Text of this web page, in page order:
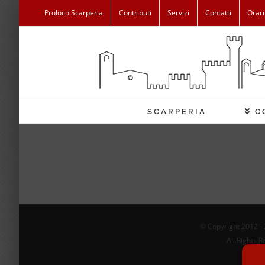
Proloco Scarperia Contributi Servizi Contatti
SCARPERIA
© Copyright 2012 -
All Rights